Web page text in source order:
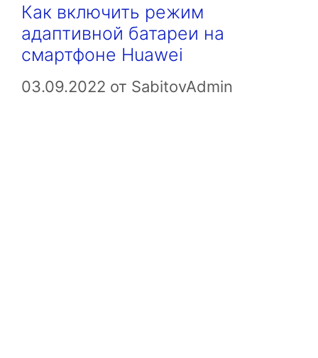
Как включить режим
адаптивной батареи на
смартфоне Huawei
03.09.2022 от SabitovAdmin